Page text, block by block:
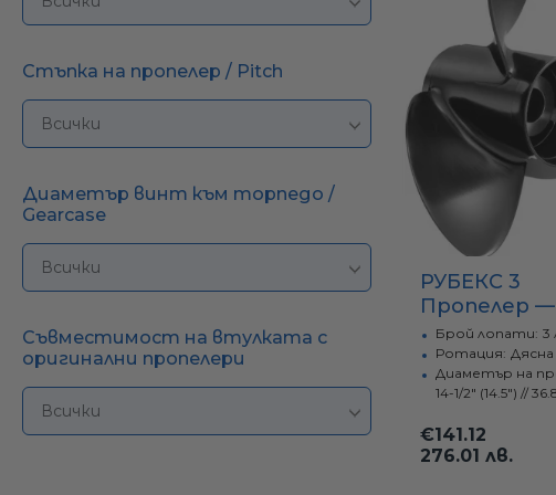
Стъпка на пропелер / Pitch
Диаметър винт към торпедо /
Gearcase
Съвместимост на втулката с
оригинални пропелери
РУБЕКС 3
Пропелер —
145-20
SOLAS
Брой лопати: 3
Ротация: Дясна
Диаметър на
14-1/2" (14.5") //
€141.12
276.01 лв.